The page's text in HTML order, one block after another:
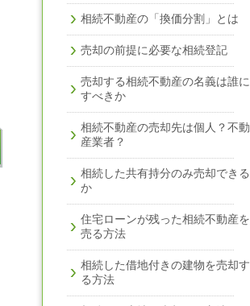
相続不動産の「換価分割」とは
売却の前提に必要な相続登記
売却する相続不動産の名義は誰に
すべきか
相続不動産の売却先は個人？不動
産業者？
相続した共有持分のみ売却できる
か
住宅ローンが残った相続不動産を
売る方法
相続した借地付きの建物を売却す
る方法